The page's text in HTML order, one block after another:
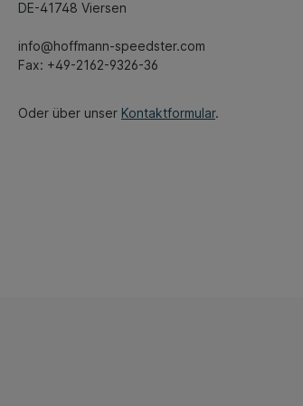
DE-41748 Viersen
info@hoffmann-speedster.com
Fax: +49-2162-9326-36
Oder über unser Kontaktformular.